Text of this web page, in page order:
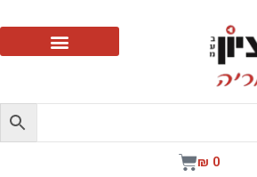
₪ 0
עגלת